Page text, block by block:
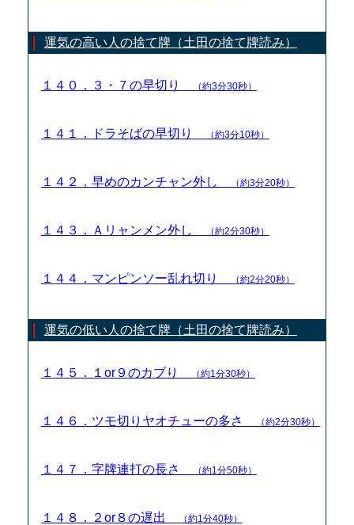
運気の高い人の捨て牌（土田の捨て牌読み）
１４０．３・７の早切り （約3分30秒）
１４１．ドラそばの早切り （約3分10秒）
１４２．早めのカンチャン外し （約3分20秒）
１４３．Ａリャンメン外し （約2分30秒）
１４４．マンピンソー乱れ切り （約2分20秒）
運気の低い人の捨て牌（土田の捨て牌読み）
１４５．１or９のカブり （約1分30秒）
１４６．ツモ切りヤオチューの多さ （約2分30秒）
１４７．字牌連打の長さ （約1分50秒）
１４８．２or８の遅出 （約1分40秒）